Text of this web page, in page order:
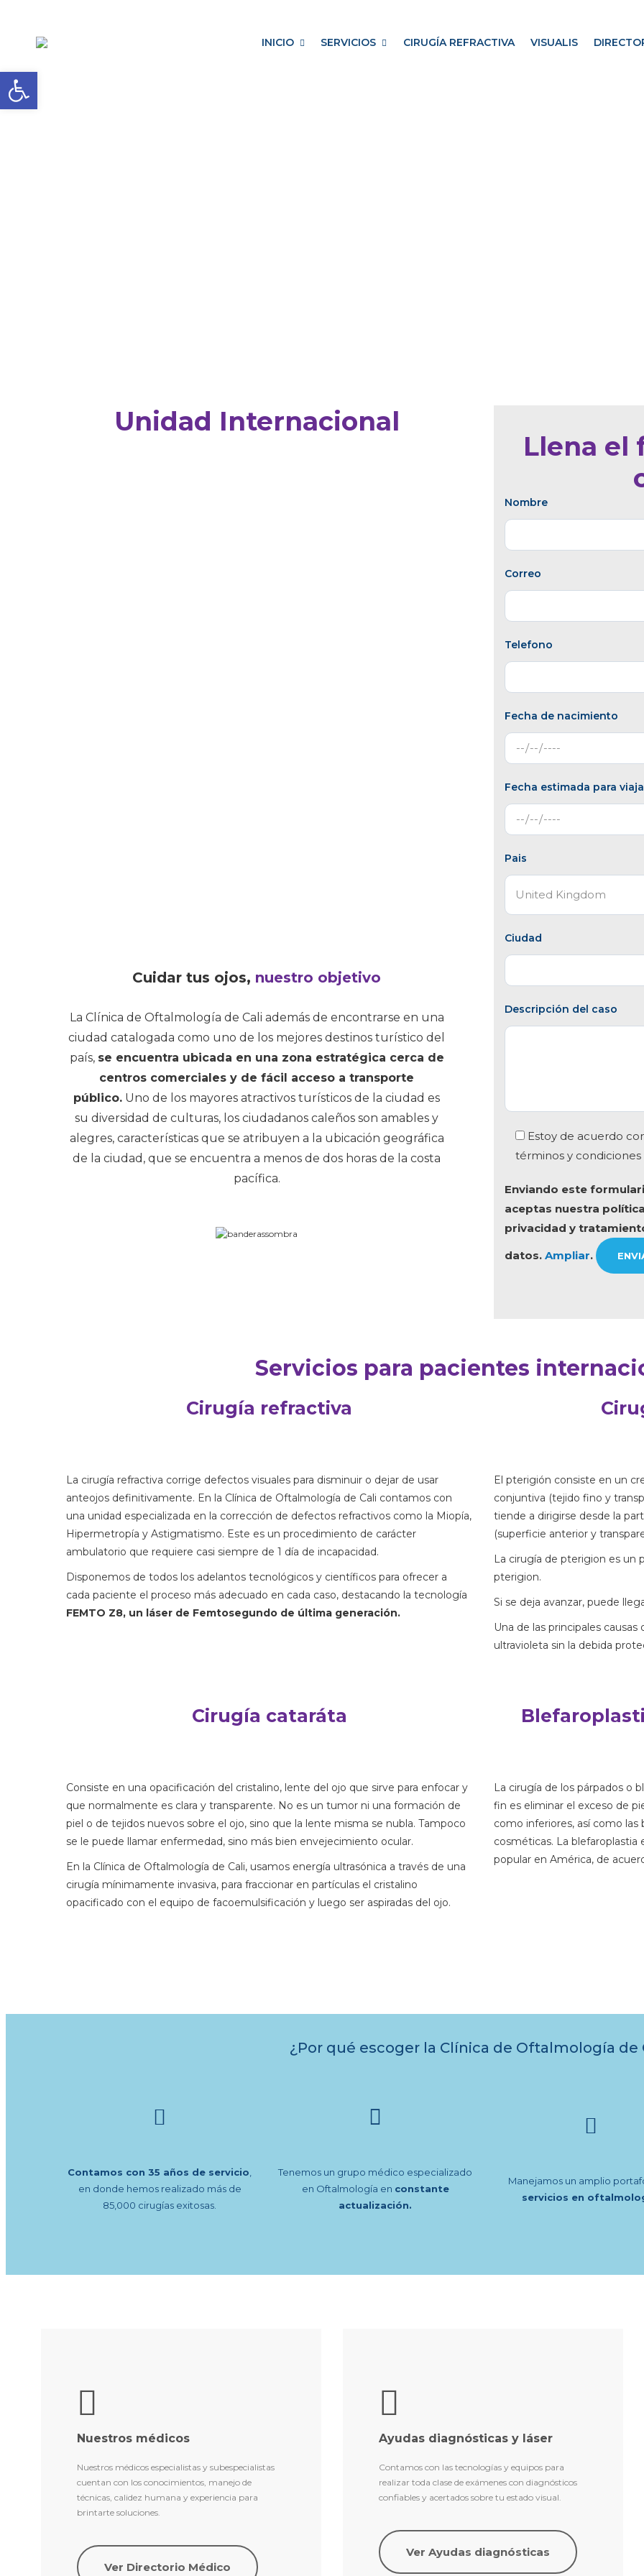
INICIO SERVICIOS CIRUGÍA REFRACTIVA VISUALIS
Unidad Internacional
Cuidar tus ojos, nuestro objetivo
La Clínica de Oftalmología de Cali además de encontrarse en una
ciudad catalogada como uno de los mejores destinos turístico del
país, se encuentra ubicada en una zona estratégica cerca de
centros comerciales y de fácil acceso a transporte
público. Uno de los mayores atractivos turísticos de la ciudad es
su diversidad de culturas, los ciudadanos caleños son amables y
alegres, características que se atribuyen a la ubicación geográfica
de la ciudad, que se encuentra a menos de dos horas de la costa
pacífica.
Llena el
Nombre
Correo
Telefono
Fecha de nacimiento
Fecha estimada para
Pais
Ciudad
Descripción del caso
Estoy de acuerdo
términos y condiciones
Enviando este
aceptas nuestra
privacidad y
datos. Ampliar.
Servicios para pacientes
Cirugía refractiva
La cirugía refractiva corrige defectos visuales para disminuir o dejar de usar
anteojos definitivamente. En la Clínica de Oftalmología de Cali contamos con
una unidad especializada en la corrección de defectos refractivos como la Miopía,
Hipermetropía y Astigmatismo. Este es un procedimiento de carácter
ambulatorio que requiere casi siempre de 1 día de incapacidad.
Disponemos de todos los adelantos tecnológicos y científicos para ofrecer a
cada paciente el proceso más adecuado en cada caso, destacando la tecnología
FEMTO Z8, un láser de Femtosegundo de última generación.
El pterigión consiste en un
conjuntiva (tejido fino y
tiende a dirigirse desde la
(superficie anterior y
La cirugía de pterigion es un
pterigion.
Si se deja avanzar, puede
Una de las principales causas
ultravioleta sin la debida
Cirugía cataráta
Consiste en una opacificación del cristalino, lente del ojo que sirve para enfocar y
que normalmente es clara y transparente. No es un tumor ni una formación de
piel o de tejidos nuevos sobre el ojo, sino que la lente misma se nubla. Tampoco
se le puede llamar enfermedad, sino más bien envejecimiento ocular.
En la Clínica de Oftalmología de Cali, usamos energía ultrasónica a través de una
cirugía mínimamente invasiva, para fraccionar en partículas el cristalino
opacificado con el equipo de facoemulsificación y luego ser aspiradas del ojo.
La cirugía de los párpados o
fin es eliminar el exceso de
como inferiores, así como las
cosméticas. La
popular en América, de
¿Por qué escoger la Clínica de Oftalmología de
Contamos con 35 años de servicio
en donde hemos realizado más de
85,000 cirugías exitosas.
Tenemos un grupo médico especializado
en Oftalmología en constante
actualización.
Manejamos un amplio
servicios en
Nuestros médicos
Nuestros médicos especialistas y subespecialistas
cuentan con los conocimientos, manejo de
técnicas, calidez humana y experiencia para
brintarte soluciones.
Ver Directorio Médico
Ayudas diagnósticas y láser
Contamos con las tecnologías y equipos para
realizar toda clase de exámenes con diagnósticos
confiables y acertados sobre tu estado visual.
Ver Ayudas diagnósticas
Abrir barra de herramientas